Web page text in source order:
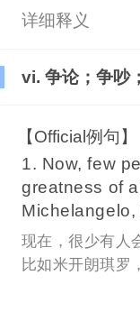
详细释义
vi. 争论；争吵
【Official例句】
1. Now, few
greatness of
现在，很少有人
比如米开朗琪罗